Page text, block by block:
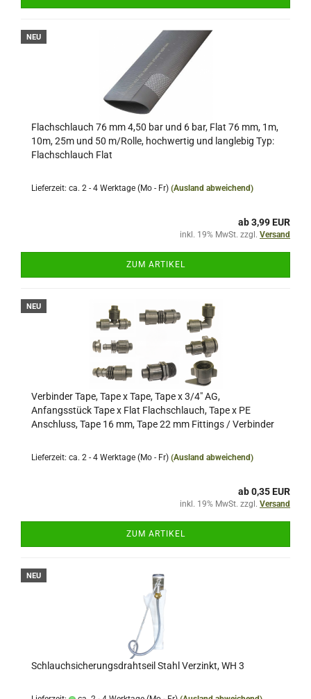
NEU
Flachschlauch 76 mm 4,50 bar und 6 bar, Flat 76 mm, 1m,
10m, 25m und 50 m/Rolle, hochwertig und langlebig Typ:
Flachschlauch Flat
Lieferzeit: ca. 2 - 4 Werktage (Mo - Fr) (Ausland abweichend)
ab 3,99 EUR
inkl. 19% MwSt. zzgl. Versand
ZUM ARTIKEL
NEU
Verbinder Tape, Tape x Tape, Tape x 3/4" AG,
Anfangsstück Tape x Flat Flachschlauch, Tape x PE
Anschluss, Tape 16 mm, Tape 22 mm Fittings / Verbinder
Lieferzeit: ca. 2 - 4 Werktage (Mo - Fr) (Ausland abweichend)
ab 0,35 EUR
inkl. 19% MwSt. zzgl. Versand
ZUM ARTIKEL
NEU
Schlauchsicherungsdrahtseil Stahl Verzinkt, WH 3